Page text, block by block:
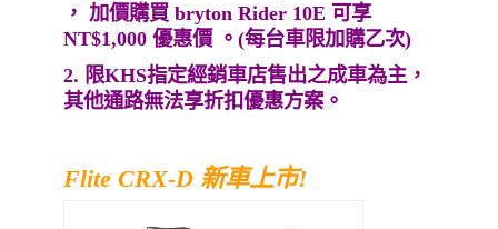
， 加價購買 bryton Rider 10E 可享
NT$1,000 優惠價 。(每台車限加購乙次)
2. 限KHS指定經銷車店售出之成車為主，
其他通路無法享折扣優惠方案。
Flite CRX-D 新車上市!